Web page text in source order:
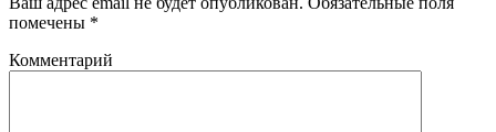
помечены *
Комментарий